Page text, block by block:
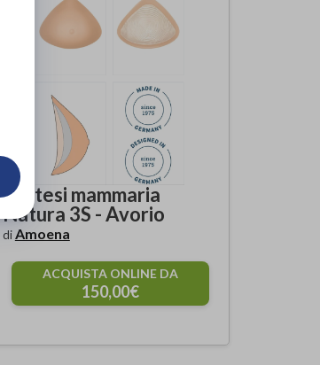
Protesi mammaria
Natura 3S - Avorio
diAmoena
ACQUISTA ONLINE DA
150,00€